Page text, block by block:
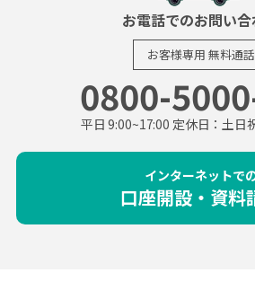
お電話でのお問い合
お客様専用 無料通話
0800-
平日 9:00~17:00 定休日：土日
インターネットで
口座開設・資料